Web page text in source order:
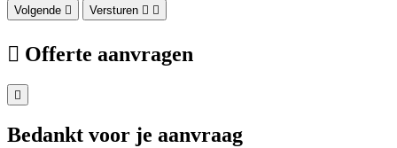
Volgende
Versturen
Offerte aanvragen
Bedankt voor je aanvraag